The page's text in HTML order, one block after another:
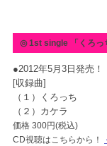
◎ 1st single 「くろっ
●2012年5月3日発売
[収録曲]
（１）くろっち
（２）カケラ
価格 300円(税込)
CD視聴はこちらから！